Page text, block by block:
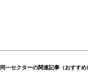
同一セクターの関連記事（おすすめ